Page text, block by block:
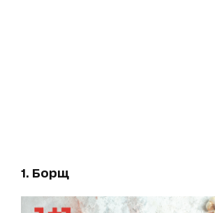
1. Борщ